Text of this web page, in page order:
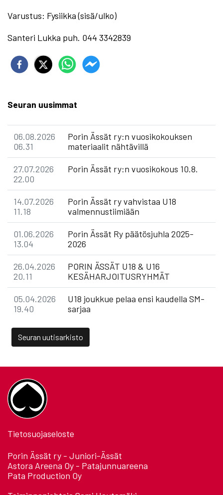
Varustus: Fysiikka (sisä/ulko)
Santeri Lukka puh. 044 3342839
Seuran uusimmat
06.08.2026
06.31
Porin Ässät ry:n vuosikokouksen
materiaalit nähtävillä
27.07.2026
22.00
Porin Ässät ry:n vuosikokous 10.8.
14.07.2026
11.18
Porin Ässät ry vahvistaa U18
valmennustiimiään
01.06.2026
13.04
Porin Ässät Ry päätösjuhla 2025-
2026
26.04.2026
20.11
PORIN ÄSSÄT U18 & U16
KESÄHARJOITUSRYHMÄT
05.04.2026
19.40
U18 joukkue pelaa ensi kaudella SM-
sarjaa
Seuran uutisarkisto
Tietosuojaseloste
Porin Ässät ry - Juniori-Ässät
Astora Areena Oy - Patajunnuareena
Pata Production Oy